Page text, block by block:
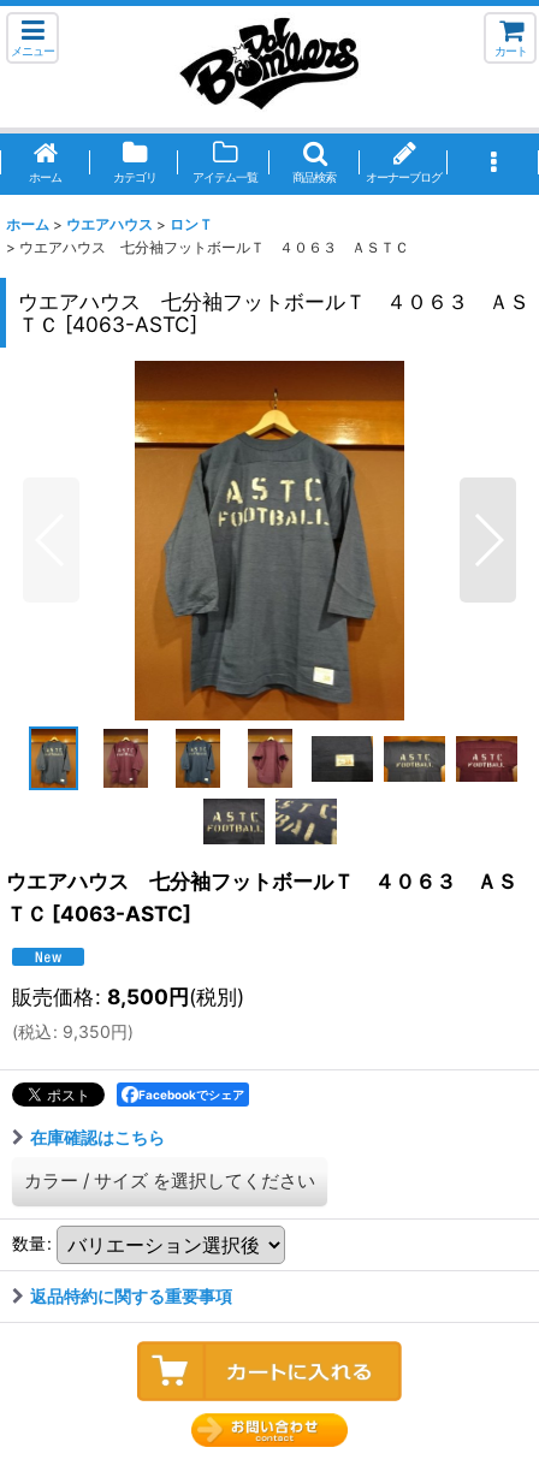
メニュー カート
ホーム カテゴリ アイテム一覧 商品検索 オーナーブログ
ホーム > ウエアハウス > ロンＴ
> ウエアハウス 七分袖フットボールＴ ４０６３ ＡＳＴＣ
ウエアハウス 七分袖フットボールＴ ４０６３ ＡＳ
ＴＣ [4063-ASTC]
ウエアハウス 七分袖フットボールＴ ４０６３ ＡＳ
ＴＣ [4063-ASTC]
販売価格: 8,500円(税別)
(税込: 9,350円)
Facebookでシェア
在庫確認はこちら
カラー / サイズ を選択してください
数量:
返品特約に関する重要事項